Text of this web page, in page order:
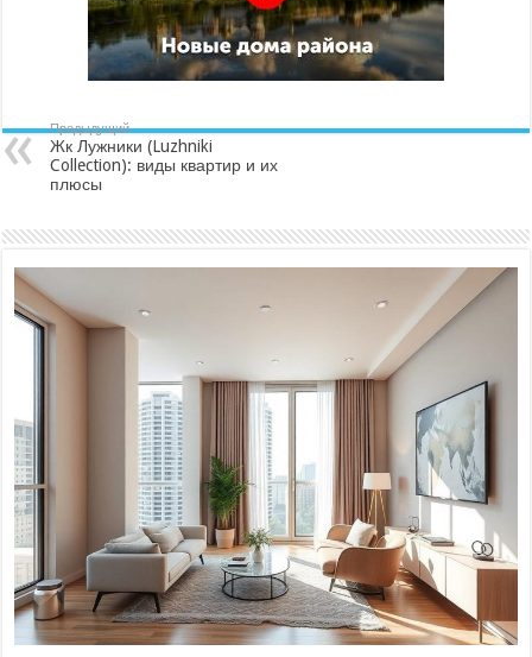
Предыдущий
Жк Лужники (Luzhniki
Collection): виды квартир и их
плюсы